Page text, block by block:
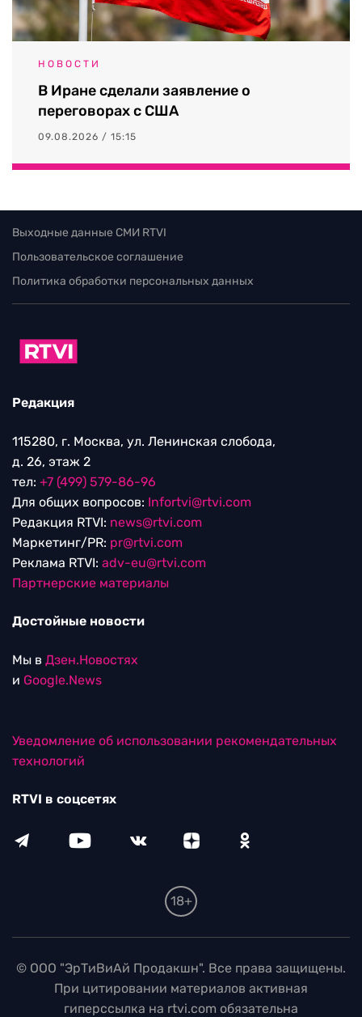
НОВОСТИ
В Иране сделали заявление о
переговорах с США
09.08.2026 / 15:15
Выходные данные СМИ RTVI
Пользовательское соглашение
Политика обработки персональных данных
Редакция
115280, г. Москва, ул. Ленинская слобода,
д. 26, этаж 2
тел: +7 (499) 579-86-96
Для общих вопросов: Infortvi@rtvi.com
Редакция RTVI: news@rtvi.com
Маркетинг/PR: pr@rtvi.com
Реклама RTVI: adv-eu@rtvi.com
Партнерские материалы
Достойные новости
Мы в Дзен.Новостях
и Google.News
Уведомление об использовании рекомендательных
технологий
RTVI в соцсетях
18+
© ООО "ЭрТиВиАй Продакшн". Все права защищены.
При цитировании материалов активная
гиперссылка на rtvi.com обязательна